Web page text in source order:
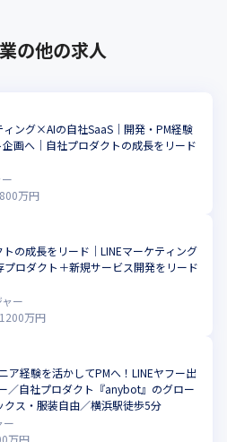
の他の求人
ィング×AIの自社SaaS｜開発・PM経験
画へ｜自社プロダクトの成長をリード
800万円
トの成長をリード｜LINEマーケティング
ロダクト＋新規サービス開発をリード
ー
万円
ア経験を活かしてPMへ！LINEヤフー出
／自社プロダクト『anybot』のグロー
ス・服装自由／横浜駅徒歩5分
ー
万円